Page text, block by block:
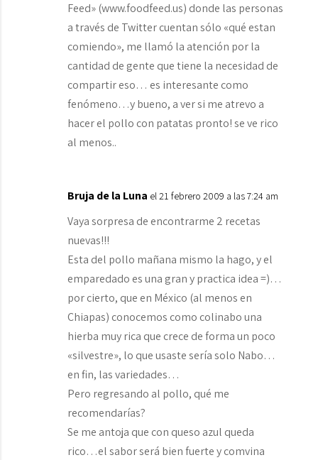
Feed» (www.foodfeed.us) donde las personas
a través de Twitter cuentan sólo «qué estan
comiendo», me llamó la atención por la
cantidad de gente que tiene la necesidad de
compartir eso… es interesante como
fenómeno…y bueno, a ver si me atrevo a
hacer el pollo con patatas pronto! se ve rico
al menos..
Bruja de la Luna el 21 febrero 2009 a las 7:24 am
Vaya sorpresa de encontrarme 2 recetas
nuevas!!!
Esta del pollo mañana mismo la hago, y el
emparedado es una gran y practica idea =)…
por cierto, que en México (al menos en
Chiapas) conocemos como colinabo una
hierba muy rica que crece de forma un poco
«silvestre», lo que usaste sería solo Nabo…
en fin, las variedades…
Pero regresando al pollo, qué me
recomendarías?
Se me antoja que con queso azul queda
rico…el sabor será bien fuerte y comvina